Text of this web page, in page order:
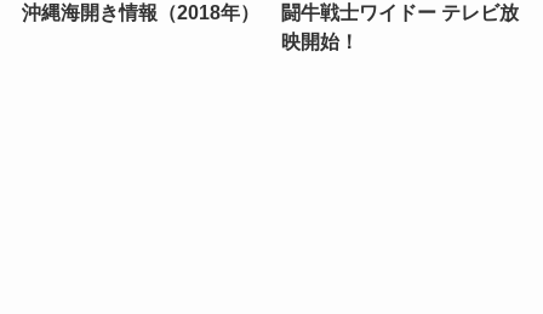
沖縄海開き情報（2018年）
闘牛戦士ワイドー テレビ放
映開始！